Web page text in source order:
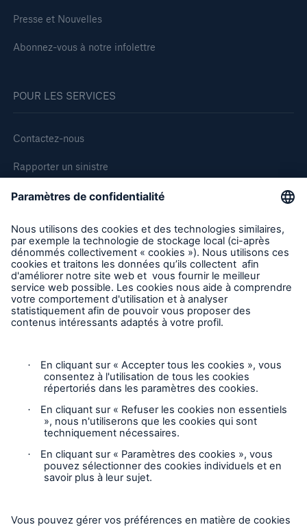
Presse et Nouvelles
Abonnez-vous à notre infolettre
POUR LES SERVICES
Contactez-nous
Rapporter un sinistre
Demande de soumission d'assurance - Bris des équipments
Demander une inspection
Suivre HSB Canada
Vie privée
Mentions légales
Responsable des plaintes
Paramètres des cookies
Mode accessibilité